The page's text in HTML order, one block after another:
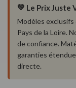
💚 Le Prix Juste
Modèles
Pays de la Loire.
de confiance.
garanties
directe.